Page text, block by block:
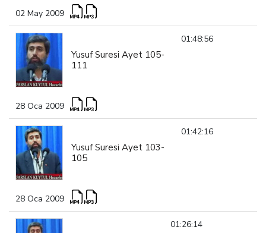
02 May 2009
Yusuf Suresi Ayet 105-
111
01:48:56
28 Oca 2009
Yusuf Suresi Ayet 103-
105
01:42:16
28 Oca 2009
01:26:14